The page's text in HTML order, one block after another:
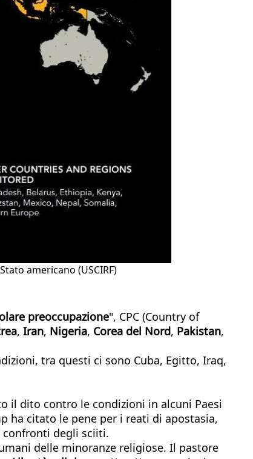
americano (USCIRF)
preoccupazione", CPC (Country of
, Iran, Nigeria, Corea del Nord, Pakistan,
tra questi ci sono Cuba, Egitto, Iraq,
il dito contro le condizioni in alcuni Paesi
ha citato le pene per i reati di apostasia,
confronti degli sciiti.
delle minoranze religiose. Il pastore